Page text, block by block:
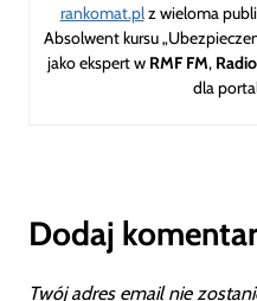
rankomat.plz wieloma
Absolwent kursu
jako ekspert w RMF FM,
dla
Dodaj
Twój adres email nie